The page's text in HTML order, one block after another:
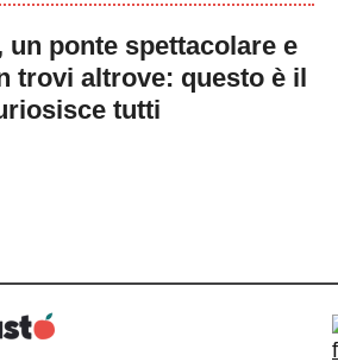
un ponte spettacolare e
trovi altrove: questo è il
tutti